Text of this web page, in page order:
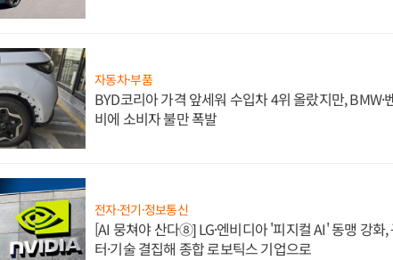
자동차·부품
BYD코리아 가격 앞세워 수입차 4위 올랐지만, BMW·
비에 소비자 불만 폭발
전자·전기·정보통신
[AI 뭉쳐야 산다⑧] LG·엔비디아 '피지컬 AI' 동맹 강화,
터·기술 결집해 종합 로보틱스 기업으로